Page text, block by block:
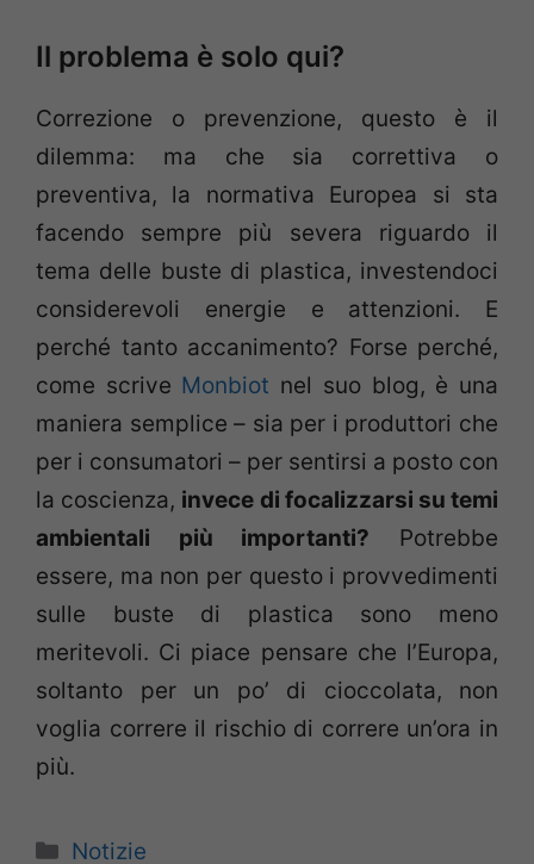
Il problema è solo qui?
Correzione o prevenzione, questo è il
dilemma: ma che sia correttiva o
preventiva, la normativa Europea si sta
facendo sempre più severa riguardo il
tema delle buste di plastica, investendoci
considerevoli energie e attenzioni. E
perché tanto accanimento? Forse perché,
come scrive Monbiot nel suo blog, è una
maniera semplice – sia per i produttori che
per i consumatori – per sentirsi a posto con
la coscienza, invece di focalizzarsi su temi
ambientali più importanti? Potrebbe
essere, ma non per questo i provvedimenti
sulle buste di plastica sono meno
meritevoli. Ci piace pensare che l’Europa,
soltanto per un po’ di cioccolata, non
voglia correre il rischio di correre un’ora in
più.
Categorie
Notizie